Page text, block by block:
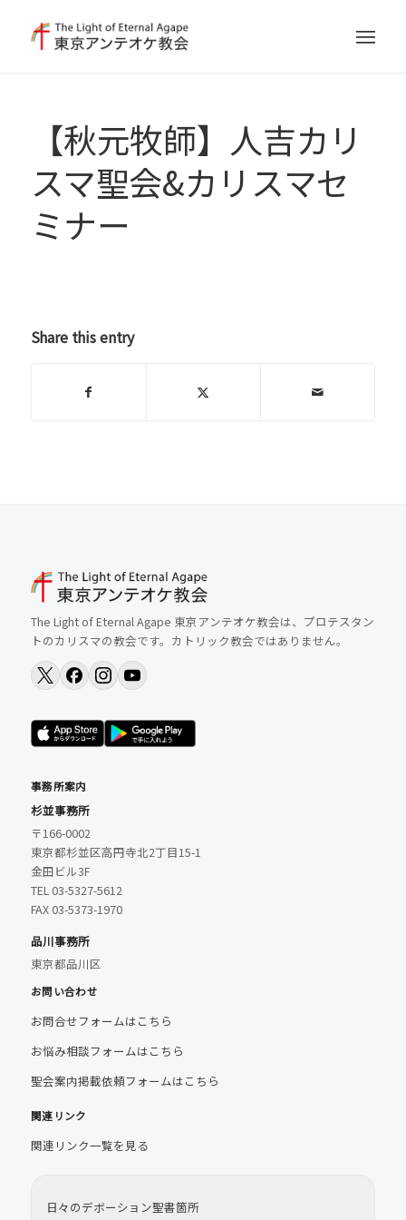
【秋元牧師】人吉カリ
スマ聖会&カリスマセ
ミナー
Share this entry
The Light of Eternal Agape 東京アンテオケ教会は、プロテスタン
トのカリスマの教会です。カトリック教会ではありません。
事務所案内
杉並事務所
〒166-0002
東京都杉並区高円寺北2丁目15-1
金田ビル3F
TEL 03-5327-5612
FAX 03-5373-1970
品川事務所
東京都品川区
お問い合わせ
お問合せフォームはこちら
お悩み相談フォームはこちら
聖会案内掲載依頼フォームはこちら
関連リンク
関連リンク一覧を見る
日々のデボーション聖書箇所